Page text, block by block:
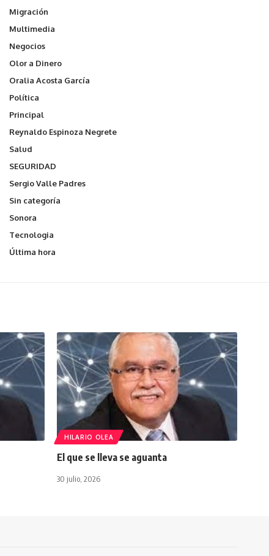
Migración
Multimedia
Negocios
Olor a Dinero
Oralia Acosta García
Política
Principal
Reynaldo Espinoza Negrete
Salud
SEGURIDAD
Sergio Valle Padres
Sin categoría
Sonora
Tecnologia
Última hora
HILARIO OLEA
El que se lleva se aguanta
30 julio, 2026